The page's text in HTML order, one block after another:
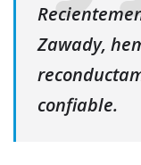
Zawady,
confiable.